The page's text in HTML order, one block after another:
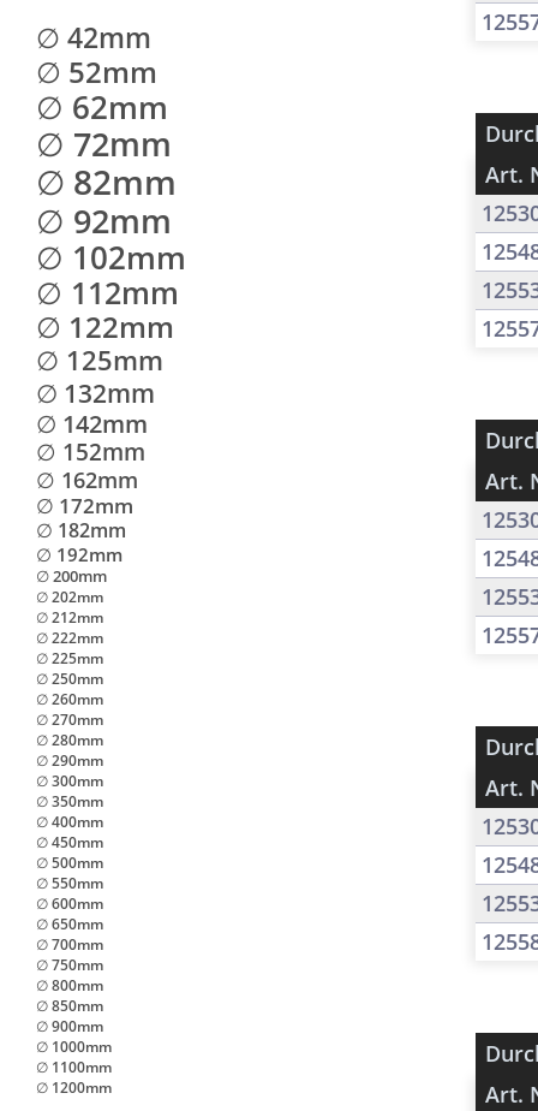
Art.
Art.
Art.
Art.
∅ 42mm
∅ 52mm
∅ 62mm
∅ 72mm
∅ 82mm
∅ 92mm
∅ 102mm
∅ 112mm
∅ 122mm
∅ 125mm
∅ 132mm
∅ 142mm
∅ 152mm
∅ 162mm
∅ 172mm
∅ 182mm
∅ 192mm
∅ 200mm
∅ 202mm
∅ 212mm
∅ 222mm
∅ 225mm
∅ 250mm
∅ 260mm
∅ 270mm
∅ 280mm
∅ 290mm
∅ 300mm
∅ 350mm
∅ 400mm
∅ 450mm
∅ 500mm
∅ 550mm
∅ 600mm
∅ 650mm
∅ 700mm
∅ 750mm
∅ 800mm
∅ 850mm
∅ 900mm
∅ 1000mm
∅ 1100mm
∅ 1200mm